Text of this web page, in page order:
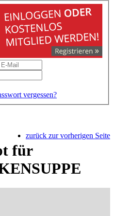
vergessen?
zurück zur vorherigen Seite
für